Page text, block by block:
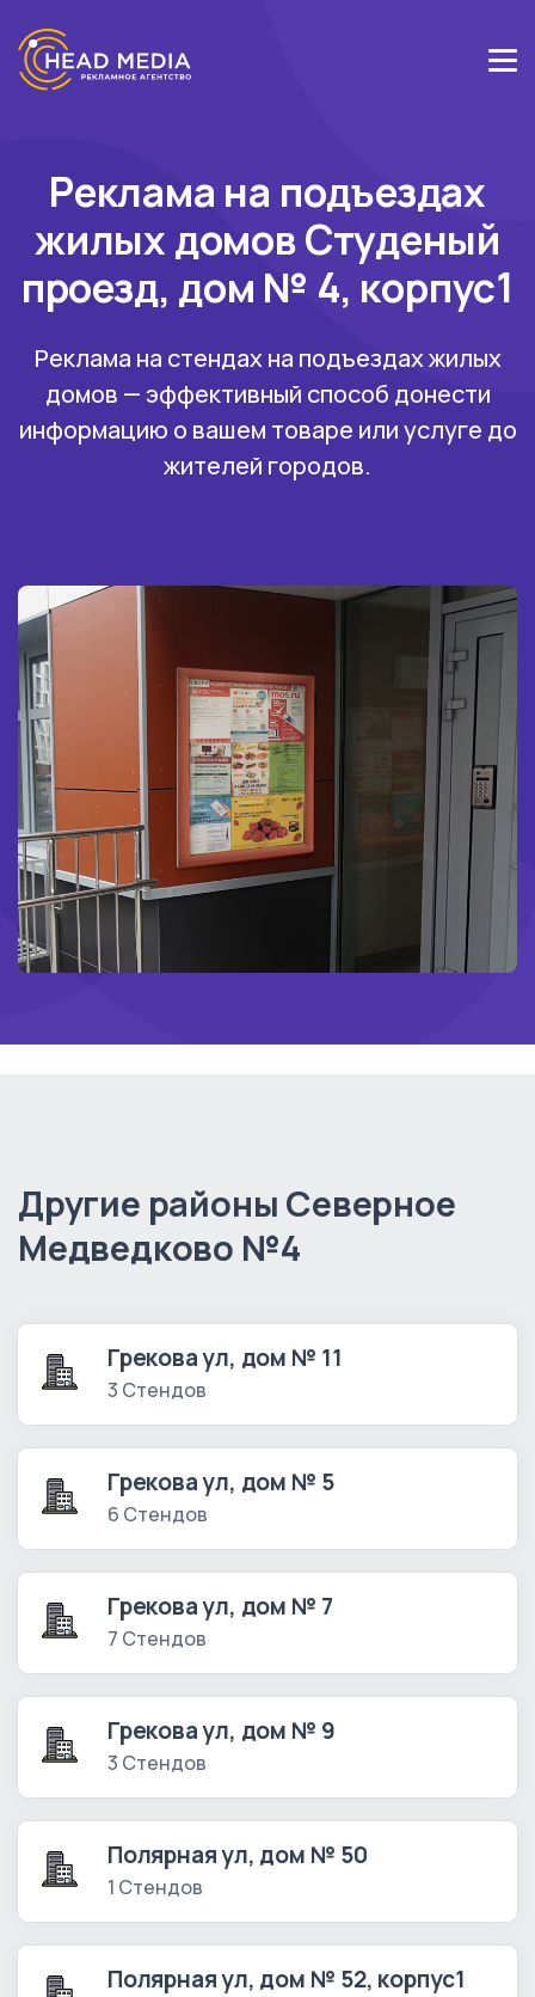
Реклама на подъездах
жилых домов Студеный
проезд, дом № 4, корпус1
Реклама на стендах на подъездах жилых
домов — эффективный способ донести
информацию о вашем товаре или услуге до
жителей городов.
Другие районы Северное
Медведково №4
Грекова ул, дом № 11
3 Стендов
Грекова ул, дом № 5
6 Стендов
Грекова ул, дом № 7
7 Стендов
Грекова ул, дом № 9
3 Стендов
Полярная ул, дом № 50
1 Стендов
Полярная ул, дом № 52, корпус1